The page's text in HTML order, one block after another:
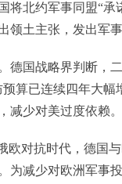
北约军事同盟“承
土主张，发出军
德国战略界判断，
算已连续四年大幅
减少对美过度依赖。
对抗时代，德国
为减少对欧洲军事